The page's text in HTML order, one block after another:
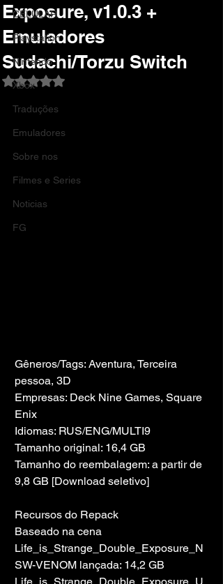
CELULAR
Playstation
Nintendo
Xbox
Traduções
Emuladores
Sobre nos
Filmes e Series
Noticias
FG
Exposure, v1.0.3 +
Emuladores
Sudachi/Torzu Switch
Avaliado com NaN de 5 estrelas.
Gêneros/Tags: Aventura, Terceira
pessoa, 3D
Empresas: Deck Nine Games, Square
Enix
Idiomas: RUS/ENG/MULTI9
Tamanho original: 16,4 GB
Tamanho do reembalagem: a partir de
9,8 GB [Download seletivo]
Recursos do Repack
Baseado na cena
Life_is_Strange_Double_Exposure_N
SW-VENOM lançada: 14,2 GB
Life_is_Strange_Double_Exposure_U